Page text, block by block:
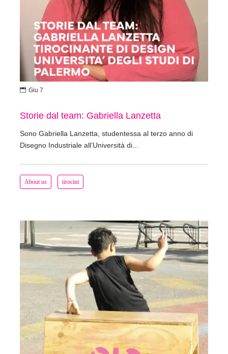
About us tirocini
Storie dal team: Gabriella Lanzetta
Sono Gabriella Lanzetta, studentessa al terzo anno di
Disegno Industriale all’Università di...
 Giu 7